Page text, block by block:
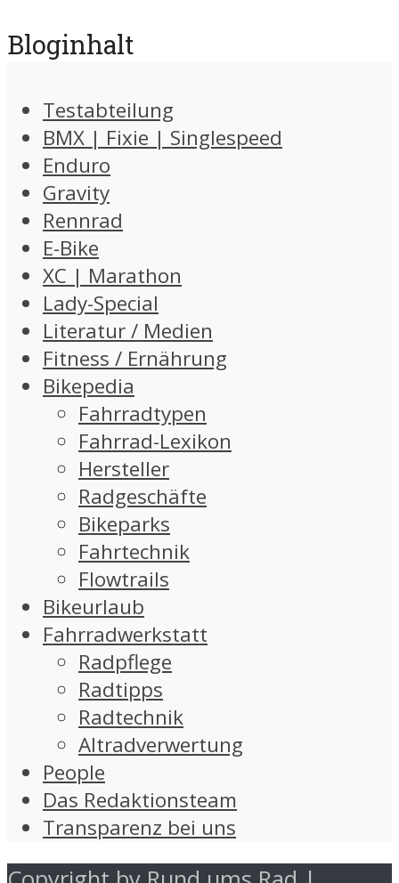
Bloginhalt
Testabteilung
BMX | Fixie | Singlespeed
Enduro
Gravity
Rennrad
E-Bike
XC | Marathon
Lady-Special
Literatur / Medien
Fitness / Ernährung
Bikepedia
Fahrradtypen
Fahrrad-Lexikon
Hersteller
Radgeschäfte
Bikeparks
Fahrtechnik
Flowtrails
Bikeurlaub
Fahrradwerkstatt
Radpflege
Radtipps
Radtechnik
Altradverwertung
People
Das Redaktionsteam
Transparenz bei uns